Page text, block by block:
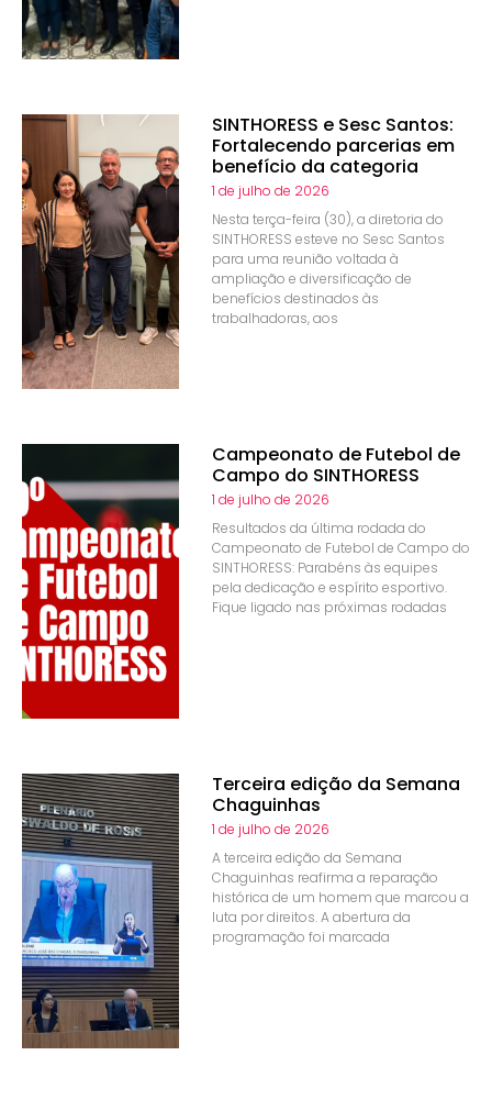
SINTHORESS e Sesc Santos:
Fortalecendo parcerias em
benefício da categoria
1 de julho de 2026
Nesta terça-feira (30), a diretoria do
SINTHORESS esteve no Sesc Santos
para uma reunião voltada à
ampliação e diversificação de
benefícios destinados às
trabalhadoras, aos
Campeonato de Futebol de
Campo do SINTHORESS
1 de julho de 2026
Resultados da última rodada do
Campeonato de Futebol de Campo do
SINTHORESS: Parabéns às equipes
pela dedicação e espírito esportivo.
Fique ligado nas próximas rodadas
Terceira edição da Semana
Chaguinhas
1 de julho de 2026
A terceira edição da Semana
Chaguinhas reafirma a reparação
histórica de um homem que marcou a
luta por direitos. A abertura da
programação foi marcada